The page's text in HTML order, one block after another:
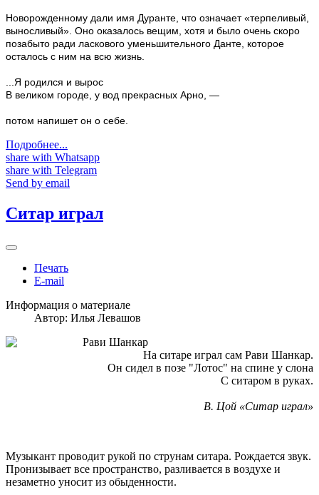
Новорожденному дали имя Дуранте, что означает «терпеливый,
выносливый». Оно оказалось вещим, хотя и было очень скоро
позабыто ради ласкового уменьшительного Данте, которое
осталось с ним на всю жизнь.
...Я родился и вырос
В великом городе, у вод прекрасных Арно, —
потом напишет он о себе.
Подробнее...
share with Whatsapp
share with Telegram
Send by email
Ситар играл
Печать
E-mail
Информация о материале
Автор: Илья Левашов
На ситаре играл сам Рави Шанкар.
Он сидел в позе "Лотос" на спине у слона
С ситаром в руках.
В. Цой «Ситар играл»
Музыкант проводит рукой по струнам ситара. Рождается звук.
Пронизывает все пространство, разливается в воздухе и
незаметно уносит из обыденности.